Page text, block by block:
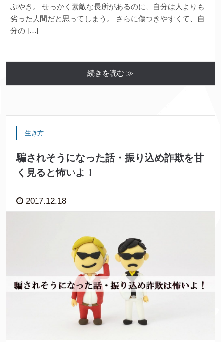
ぶやき。 せっかく素敵な長所があるのに、自分は人よりも
劣った人間だと思ってしまう。 さらに傷つきやすくて、自
分の […]
続きを読む ≫
生き方
騙されそうになった話・振り込め詐欺を甘
く見ると怖いよ！
2017.12.18